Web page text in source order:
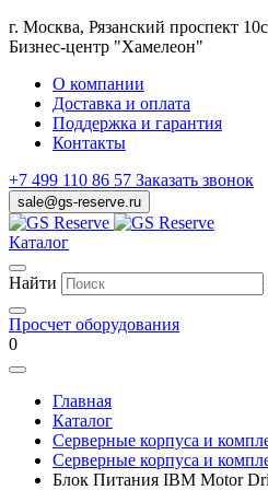
г. Москва, Рязанский проспект
Бизнес-центр "Хамелеон"
О компании
Доставка и оплата
Поддержка и гарантия
Контакты
+7 499 110 86 57 Заказать звонок
sale@gs-reserve.ru
Каталог
Найти
Просчет оборудования
0
Главная
Каталог
Серверные корпуса и
Серверные корпуса и
Блок Питания IBM Motor